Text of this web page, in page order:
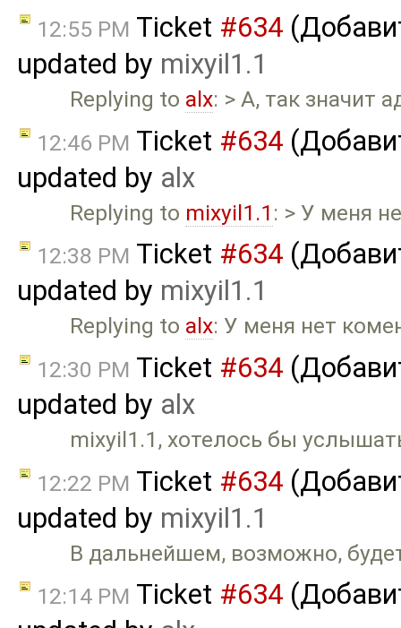
12:55 PM Ticket #634
updated by mixyil1.1
Replying to alx: > А, так значит
12:46 PM Ticket #634
updated by alx
Replying to mixyil1.1 : > У меня
12:38 PM Ticket #634
updated by mixyil1.1
Replying to alx: У меня нет
12:30 PM Ticket #634
updated by alx
mixyil1.1, хотелось бы
12:22 PM Ticket #634
updated by mixyil1.1
В дальнейшем, возможно,
12:14 PM Ticket #634